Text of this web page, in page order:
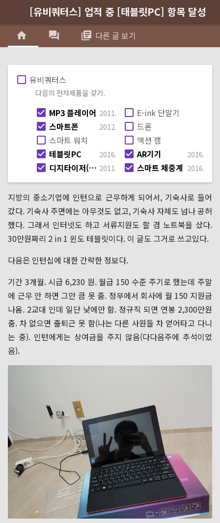
[유비쿼터스] 업적 중 [태블릿PC] 항목 달성
home forum library_books 다른 글 보기
check_box_outline_blank 유비쿼터스
다음의 전자제품을 갖기.
check_box MP3 플레이어 2011.
check_box 스마트폰 2012.
check_box_outline_blank 스마트 워치
check_box 테블릿PC 2016.
check_box 디지타이저(그래픽 태블릿)
2011.
check_box_outline_blank E-ink 단말기
check_box_outline_blank 드론
check_box_outline_blank 액션 캠
check_box AR기기 2016.
check_box 스마트 체중계 2016.
이제 양손이 다 찍히는군
지방의 중소기업에 인턴으로 근무하게 되어서, 기숙사로 들어
갔다. 기숙사 주면에는 아무것도 없고, 기숙사 자체도 넘나 공허
했다. 그래서 인터넷도 하고 서류지원도 할 겸 노트북을 샀다.
30만원짜리 2 in 1 윈도 테블릿이다. 이 글도 그거로 쓰고있다.
다음은 인턴십에 대한 간략한 정보다.
기간 3개월. 시급 6,230 원. 월급 150 수준 주기로 했는데 주말
에 근무 안 하면 그만 큼 못 줌. 정부에서 회사에 월 150 지원금
나옴. 2교대 인데 일단 낮에만 함. 정규직 되면 연봉 2,300만원
줌. 차 없으면 출퇴근 못 함(나는 다른 사원들 차 얻어타고 다니
는 중). 인턴에게는 상여금을 주지 않음(다다음주에 추석이었
음).